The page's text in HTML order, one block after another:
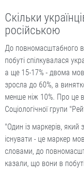
Скільки
російською
До повномасштабного
побуті спілкувалася
а ще 15-17% - двома
зросла до 60%, а
менше ніж 10%. Про це
Соціологічної групи
"Один із маркерів, який
існувати - це маркер
словами, до
казали, що вони в